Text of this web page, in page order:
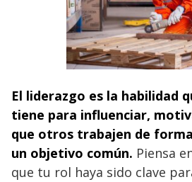
El liderazgo es la habilidad
tiene para influenciar,
que otros trabajen de
un objetivo común. Piensa
que tu rol haya sido clave